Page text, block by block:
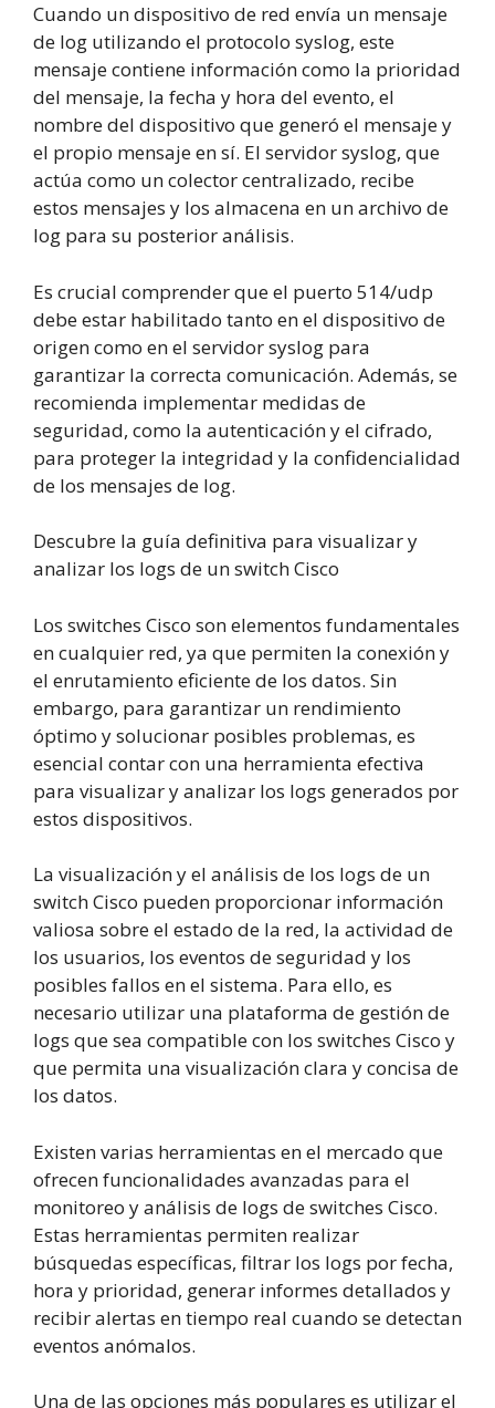
Cuando un dispositivo de red envía un mensaje
de log utilizando el protocolo syslog, este
mensaje contiene información como la prioridad
del mensaje, la fecha y hora del evento, el
nombre del dispositivo que generó el mensaje y
el propio mensaje en sí. El servidor syslog, que
actúa como un colector centralizado, recibe
estos mensajes y los almacena en un archivo de
log para su posterior análisis.
Es crucial comprender que el puerto 514/udp
debe estar habilitado tanto en el dispositivo de
origen como en el servidor syslog para
garantizar la correcta comunicación. Además, se
recomienda implementar medidas de
seguridad, como la autenticación y el cifrado,
para proteger la integridad y la confidencialidad
de los mensajes de log.
Descubre la guía definitiva para visualizar y
analizar los logs de un switch Cisco
Los switches Cisco son elementos fundamentales
en cualquier red, ya que permiten la conexión y
el enrutamiento eficiente de los datos. Sin
embargo, para garantizar un rendimiento
óptimo y solucionar posibles problemas, es
esencial contar con una herramienta efectiva
para visualizar y analizar los logs generados por
estos dispositivos.
La visualización y el análisis de los logs de un
switch Cisco pueden proporcionar información
valiosa sobre el estado de la red, la actividad de
los usuarios, los eventos de seguridad y los
posibles fallos en el sistema. Para ello, es
necesario utilizar una plataforma de gestión de
logs que sea compatible con los switches Cisco y
que permita una visualización clara y concisa de
los datos.
Existen varias herramientas en el mercado que
ofrecen funcionalidades avanzadas para el
monitoreo y análisis de logs de switches Cisco.
Estas herramientas permiten realizar
búsquedas específicas, filtrar los logs por fecha,
hora y prioridad, generar informes detallados y
recibir alertas en tiempo real cuando se detectan
eventos anómalos.
Una de las opciones más populares es utilizar el